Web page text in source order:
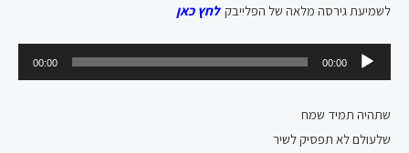
לשמיעת גירסה מלאה של הפלייבקלחץ כאן
אודיו
00:00
00:00
שתהיה תמיד שמח
שלעולם לא תפסיק לשיר